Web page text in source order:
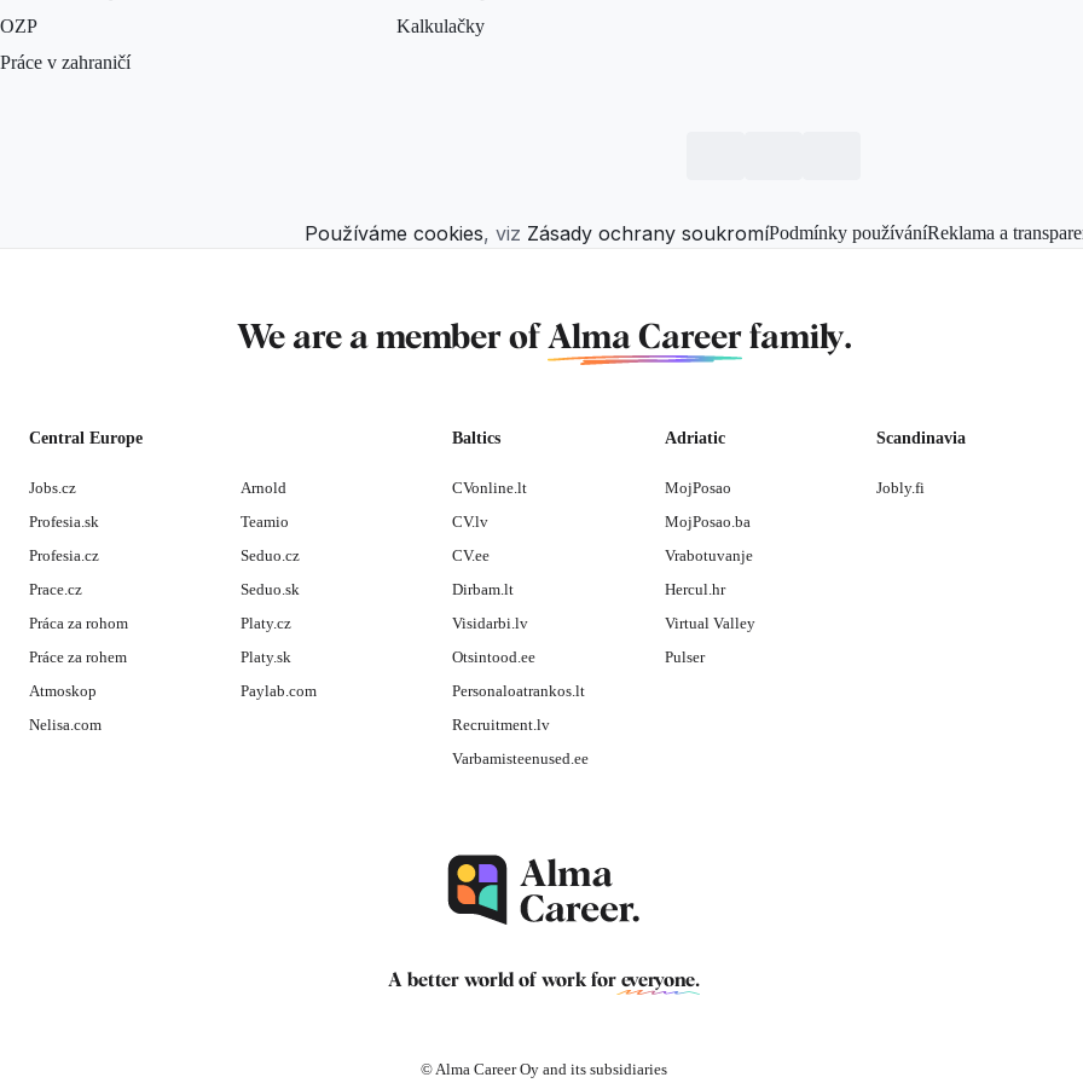
OZP
Práce v zahraničí
Kalkulačky
Používáme cookies, viz Zásady ochrany soukromíPodmínky používáníReklama a
We are a member of Alma Careerfamily.
Central Europe
Jobs.cz
Profesia.sk
Profesia.cz
Prace.cz
Práca za rohom
Práce za rohem
Atmoskop
Nelisa.com
Arnold
Teamio
Seduo.cz
Seduo.sk
Platy.cz
Platy.sk
Paylab.com
Baltics
CVonline.lt
CV.lv
CV.ee
Dirbam.lt
Visidarbi.lv
Otsintood.ee
Personaloatrankos.lt
Recruitment.lv
Varbamisteenused.ee
Adriatic
MojPosao
MojPosao.ba
Vrabotuvanje
Hercul.hr
Virtual Valley
Pulser
Scandinavia
Jobly.fi
A better world of work for everyone.
© Alma Career Oy and its subsidiaries